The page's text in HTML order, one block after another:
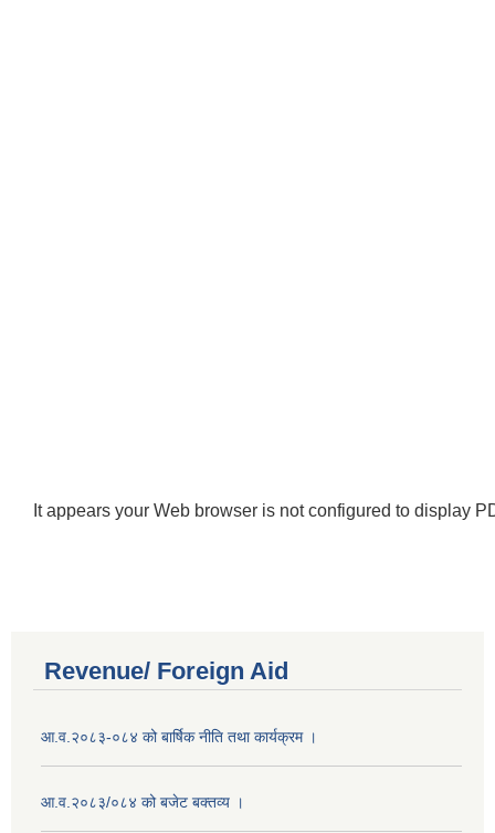
It appears your Web browser is not configured to display
Revenue/ Foreign Aid
आ.व.२०८३-०८४ को बार्षिक नीति तथा कार्यक्रम ।
आ.व.२०८३/०८४ को बजेट बक्तव्य ।